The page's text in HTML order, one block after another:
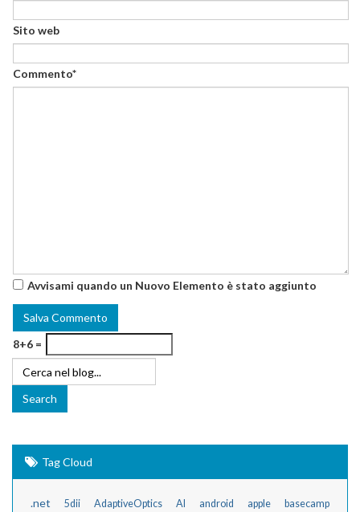
Sito web
Commento*
Avvisami quando un Nuovo Elemento è stato aggiunto
8+6 =
Tag Cloud
.net 5dii AdaptiveOptics AI android apple basecamp